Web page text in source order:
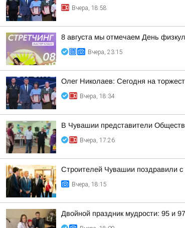
Вчера, 18:58
8 августа мы отмечаем День
Вчера, 23:15
Олег Николаев: Сегодня на
Вчера, 18:34
В Чувашии представители
Вчера, 17:26
Строителей Чувашии поздравили
Вчера, 18:15
Двойной праздник мудрости: 95 и